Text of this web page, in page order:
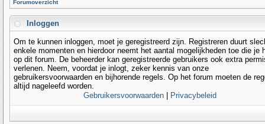
Forumoverzicht
Inloggen
Om te kunnen inloggen, moet je geregistreerd zijn. Registreren duurt
enkele momenten en hierdoor neemt het aantal mogelijkheden toe die je
op dit forum. De beheerder kan geregistreerde gebruikers ook extra
verlenen. Neem, voordat je inlogt, zeker kennis van onze
gebruikersvoorwaarden en bijhorende regels. Op het forum moeten de
altijd nageleefd worden.
Gebruikersvoorwaarden
Privacybeleid